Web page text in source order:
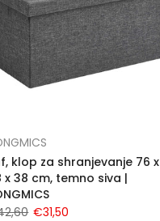
klop za shranjevanje 76 x
x 38 cm, temno siva |
€31,50